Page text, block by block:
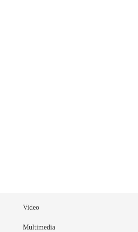
Video
Multimedia